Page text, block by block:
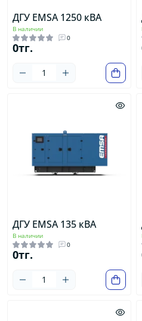
ДГУ EMSA 1250 кВА
В наличии
0
0тг.
ДГУ EMSA 135 кВА
В наличии
0
0тг.